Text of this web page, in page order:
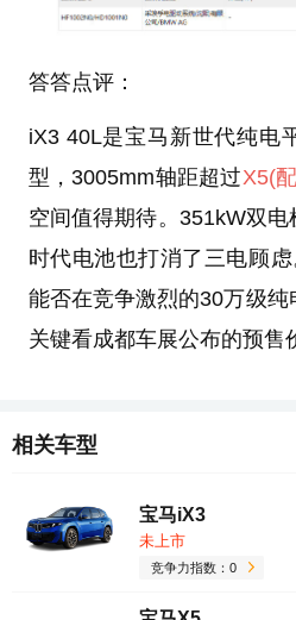
答答点评：
iX3 40L是宝马新世代纯电
型，3005mm轴距超过X5(
空间值得期待。351kW双
时代电池也打消了三电顾
能否在竞争激烈的30万级纯
关键看成都车展公布的预售
相关车型
宝马iX3
未上市
竞争力指数：0